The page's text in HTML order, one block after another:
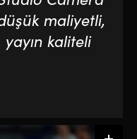
maliyetli,
kaliteli